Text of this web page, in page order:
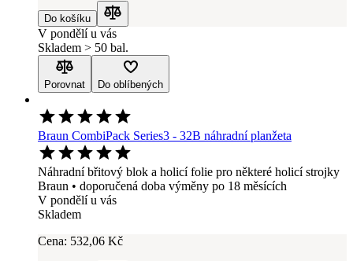
Do košíku
Porovnat
V pondělí u vás
Skladem > 50 bal.
Porovnat Do oblíbených
Braun CombiPack Series3 - 32B náhradní planžeta
Náhradní břitový blok a holicí folie pro některé holicí strojky
Braun • doporučená doba výměny po 18 měsících
V pondělí u vás
Skladem
Cena: 532,06 Kč